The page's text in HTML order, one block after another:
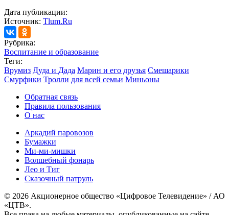
Дата публикации:
Источник: Tlum.Ru
Рубрика:
Воспитание и образование
Теги:
Врумиз Дуда и Дада Марин и его друзья Смешарики
Смурфики Тролли для всей семьи Миньоны
Обратная связь
Правила пользования
О нас
Аркадий паровозов
Бумажки
Ми-ми-мишки
Волшебный фонарь
Лео и Тиг
Сказочный патруль
© 2026 Акционерное общество «Цифровое Телевидение» / АО
«ЦТВ».